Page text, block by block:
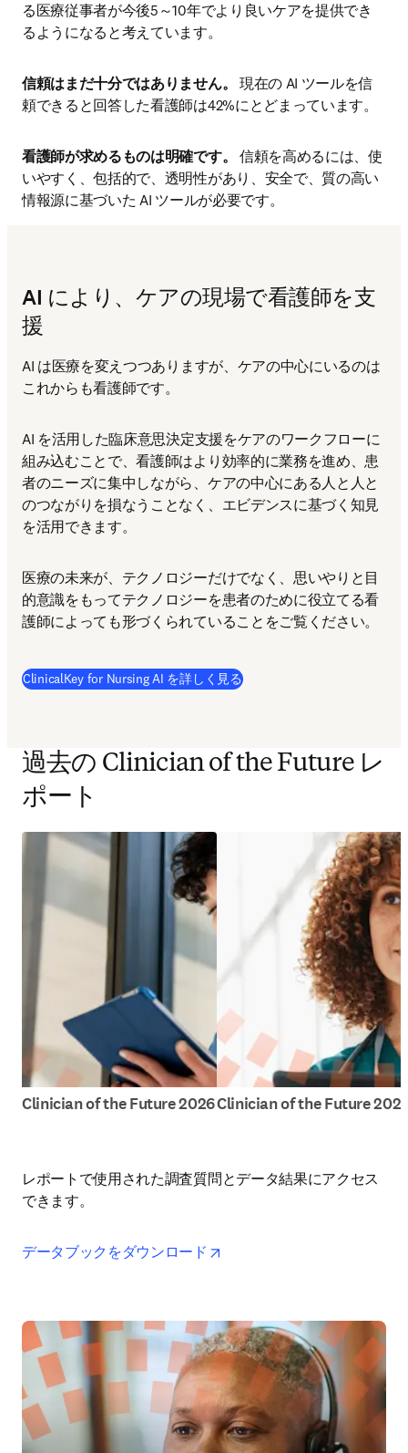
る医療従事者が今後5～10年でより良いケアを提供でき
るようになると考えています。
信頼はまだ十分ではありません。
現在の AI ツールを信
頼できると回答した看護師は42%にとどまっています。
看護師が求めるものは明確です。
信頼を高めるには、使
いやすく、包括的で、透明性があり、安全で、質の高い
情報源に基づいた AI ツールが必要です。
AI により、ケアの現場で看護師を支
援
AI は医療を変えつつありますが、ケアの中心にいるのは
これからも看護師です。
AI を活用した臨床意思決定支援をケアのワークフローに
組み込むことで、看護師はより効率的に業務を進め、患
者のニーズに集中しながら、ケアの中心にある人と人と
のつながりを損なうことなく、エビデンスに基づく知見
を活用できます。
医療の未来が、テクノロジーだけでなく、思いやりと目
的意識をもってテクノロジーを患者のために役立てる看
護師によっても形づくられていることをご覧ください。
ClinicalKey for Nursing AI を詳しく見る
過去の Clinician of the Future レ
ポート
Clinician of the Future 2026Clinician of the Future
レポートで使用された調査質問とデータ結果にアクセス
できます。
データブックをダウンロード